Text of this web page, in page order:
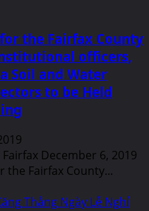
the Fairfax County
officers,
Soil and Water
to be Held
December 6, 2019
Fairfax County...
Thẳng Ngày Lễ Nghỉ